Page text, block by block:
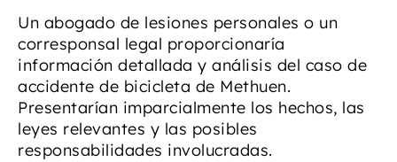
Un abogado de lesiones personales o un
corresponsal legal proporcionaría
información detallada y análisis del caso de
accidente de bicicleta de Methuen.
Presentarían imparcialmente los hechos, las
leyes relevantes y las posibles
responsabilidades involucradas.